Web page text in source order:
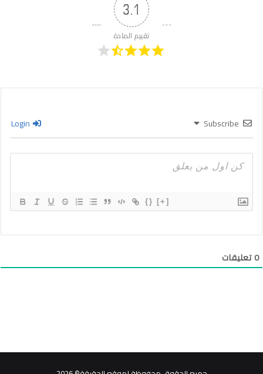
3.1
تقييم المادة
Subscribe
{} [+]
0تعليقات